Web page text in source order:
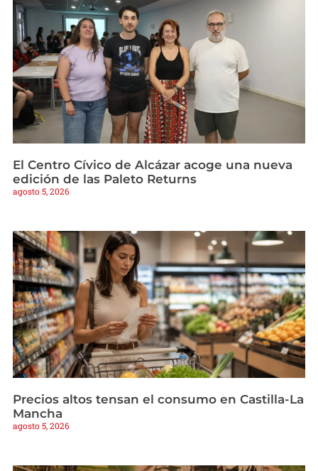
El Centro Cívico de Alcázar acoge una nueva
edición de las Paleto Returns
agosto 5, 2026
Precios altos tensan el consumo en Castilla-La
Mancha
agosto 5, 2026